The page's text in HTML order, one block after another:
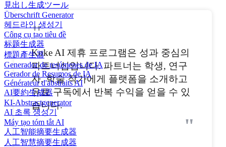
見出し生成ツール
Überschrift Generator
헤드라인 생성기
Công cụ tạo tiêu đề
标题生成器
標題產生器
Generador de resúmenes de IA
Gerador de Resumos de IA
Générateur d'abstraits AI
AI要約生成器
KI-Abstractgenerator
AI 초록 생성기
Máy tạo tóm tắt AI
人工智能摘要生成器
人工智慧摘要生成器
"
Koke AI 제휴 프로그램은 성과 중심의
파트너십입니다. 파트너는 학생, 연구
자, 학술 작가에게 플랫폼을 소개하고
유료 구독에서 반복 수익을 얻을 수 있
습니다.
"